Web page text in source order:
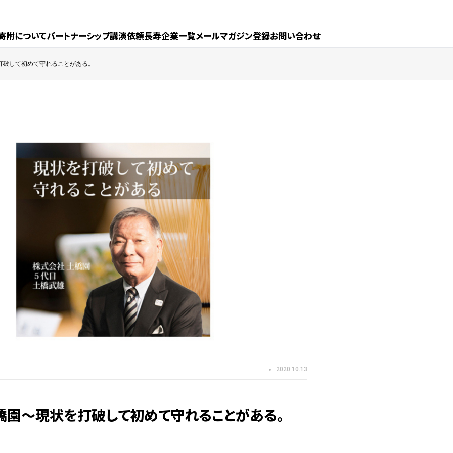
附についてパートナーシップ講演依頼長寿企業一覧メールマガジン登録お問い合わせ
して初めて守れることがある。
2020.10.13
〜現状を打破して初めて守れることがある。